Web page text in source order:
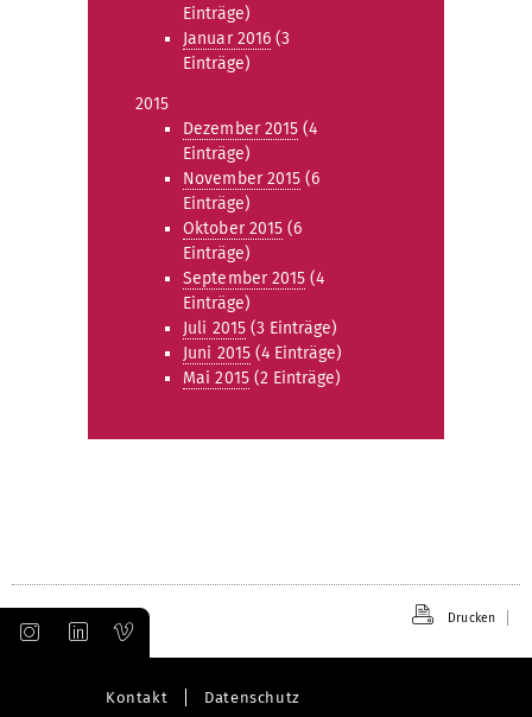
Einträge)
Januar 2016 (3
Einträge)
2015
Dezember 2015 (4
Einträge)
November 2015 (6
Einträge)
Oktober 2015 (6
Einträge)
September 2015 (4
Einträge)
Juli 2015(3 Einträge)
Juni 2015(4 Einträge)
Mai 2015(2 Einträge)
Drucken
Kontakt Datenschutz